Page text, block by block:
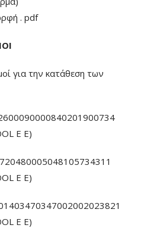
. pdf
για την κατάθεση των
E E)
E E)
E E)